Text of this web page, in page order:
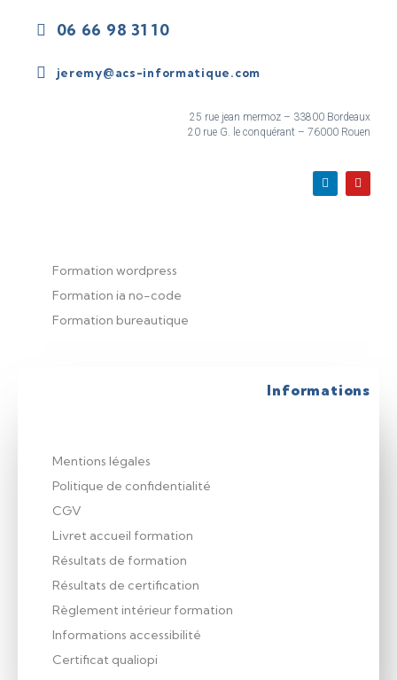
06 66 98 31 10
jeremy@acs-informatique.com
25 rue jean mermoz – 33800 Bordeaux
20 rue G. le conquérant – 76000 Rouen
Formation wordpress
Formation ia no-code
Formation bureautique
Informations
Mentions légales
Politique de confidentialité
CGV
Livret accueil formation
Résultats de formation
Résultats de certification
Règlement intérieur formation
Informations accessibilité
Certificat qualiopi